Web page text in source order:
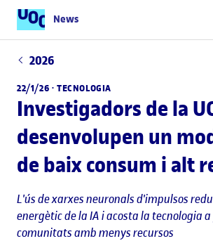
News
2026
22/1/26 · TECNOLOGIA
Investigadors de la
desenvolupen un
de baix consum i alt
L'ús de xarxes neuronals d'impulsos
energètic de la IA i acosta la tecnologia
comunitats amb menys recursos